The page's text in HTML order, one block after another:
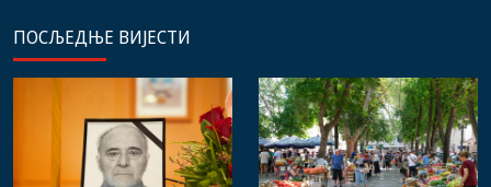
ПОСЉЕДЊЕ ВИЈЕСТИ